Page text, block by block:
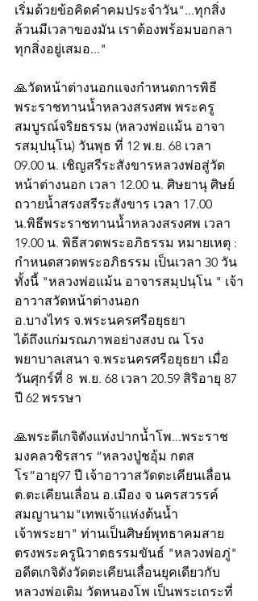
เริ่มด้วยข้อคิดคำคมประจำวัน"...ทุกสิ่ง
ล้วนมีเวลาของมัน เราต้องพร้อมบอกลา
ทุกสิ่งอยู่เสมอ..."
🙏วัดหน้าต่างนอกแจงกำหนดการพิธี
พระราชทานน้ำหลวงสรงศพ พระครู
สมบูรณ์จริยธรรม (หลวงพ่อแม้น อาจา
รสมฺปนฺโน) วันพุธ ที่ 12 พ.ย. 68 เวลา
09.00 น. เชิญสรีระสังขารหลวงพ่อสู่วัด
หน้าต่างนอก เวลา 12.00 น. ศิษยานุ ศิษย์
ถวายน้ำสรงสรีระสังขาร เวลา 17.00
น.พิธีพระราชทานน้ำหลวงสรงศพ เวลา
19.00 น. พิธีสวดพระอภิธรรม หมายเหตุ :
กำหนดสวดพระอภิธรรม เป็นเวลา 30 วัน
ทั้งนี้ "หลวงพ่อแม้น อาจารสมฺปนฺโน " เจ้า
อาวาสวัดหน้าต่างนอก
อ.บางไทร จ.พระนครศรีอยุธยา
ได้ถึงแก่มรณภาพอย่างสงบ ณ โรง
พยาบาลเสนา จ.พระนครศรีอยุธยา เมื่อ
วันศุกร์ที่ 8  พ.ย. 68 เวลา 20.59 สิริอายุ 87
ปี 62 พรรษา
🙏พระดีเกจิดังแห่งปากน้ำโพ...พระราช
มงคลวชิรสาร “หลวงปู่ชอุ้ม กตส
โร”อายุ97 ปี เจ้าอาวาสวัดตะเคียนเลื่อน
ต.ตะเคียนเลื่อน อ.เมือง จ นครสวรรค์
สมญานาม"เทพเจ้าแห่งต้นน้ำ
เจ้าพระยา" ท่านเป็นศิษย์พุทธาคมสาย
ตรงพระครูนิวาตธรรมขันธ์ "หลวงพ่อภู่"
อดีตเกจิดังวัดตะเคียนเลื่อนยุคเดียวกับ
หลวงพ่อเดิม วัดหนองโพ เป็นพระเถระที่